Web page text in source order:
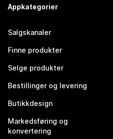
Appkategorier
Salgskanaler
Finne produkter
Selge produkter
Bestillinger og levering
Butikkdesign
Markedsføring og
konvertering